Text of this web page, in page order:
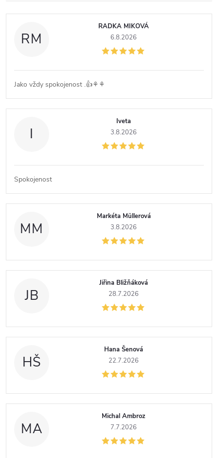
V
s
o
d
n
c
í
RM
RADKA MIKOVÁ
6.8.2026
Jako vždy spokojenost .👍⚘️⚘️
I
Iveta
3.8.2026
Spokojenost
MM
Markéta Müllerová
3.8.2026
JB
Jiřina Bližňáková
28.7.2026
HŠ
Hana Šenová
22.7.2026
MA
Michal Ambroz
7.7.2026